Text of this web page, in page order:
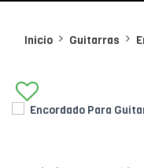
Inicio Guitarras